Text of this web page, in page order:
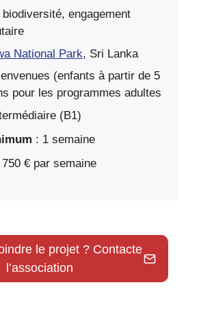
biodiversité, engagement
National Park, Sri Lanka
(enfants à partir de 5
pour les programmes adultes
(B1)
: 1 semaine
€ par semaine
le projet ? Contacte
l’association